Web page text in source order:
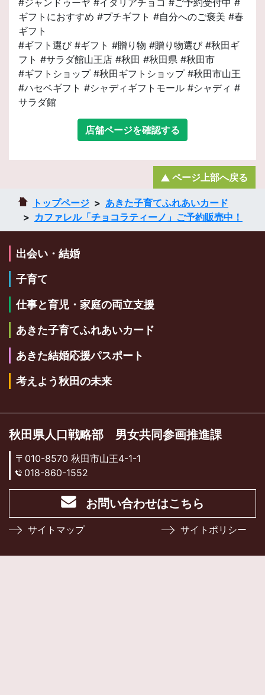
#ジャンドゥーヤ #イタリアチョコ #ご予約受付中 #
ギフトにおすすめ #プチギフト #自分へのご褒美 #春
ギフト
#ギフト選び #ギフト #贈り物 #贈り物選び #秋田ギ
フト #サラダ館山王店 #秋田 #秋田県 #秋田市
#ギフトショップ #秋田ギフトショップ #秋田市山王
#ハセベギフト #シャディギフトモール #シャディ #
サラダ館
店舗ページを確認する
トップページ
あきた子育てふれあいカード
カファレル「チョコラティーノ」ご予約販売中！
ページ上部へ戻る
出会い・結婚
子育て
仕事と育児・家庭の両立支援
あきた子育てふれあいカード
あきた結婚応援パスポート
考えよう秋田の未来
秋田県人口戦略部 男女共同参画推進課
〒010-8570 秋田市山王4-1-1
018-860-1552
お問い合わせはこちら
サイトマップ サイトポリシー